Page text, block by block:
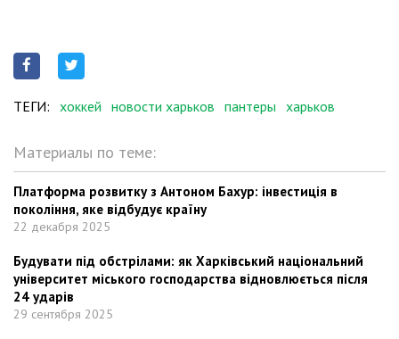
ТЕГИ: хоккей новости харьков пантеры харьков
Материалы по теме:
Платформа розвитку з Антоном Бахур: інвестиція в
покоління, яке відбудує країну
22 декабря 2025
Будувати під обстрілами: як Харківський національний
університет міського господарства відновлюється після
24 ударів
29 сентября 2025